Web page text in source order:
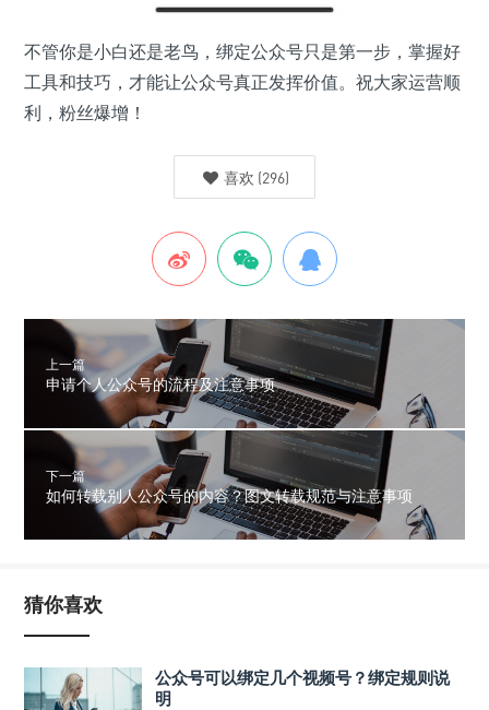
不管你是小白还是老鸟，绑定公众号只是第一步，掌握好
工具和技巧，才能让公众号真正发挥价值。祝大家运营顺
利，粉丝爆增！
喜欢 (296)
上一篇
申请个人公众号的流程及注意事项
下一篇
如何转载别人公众号的内容？图文转载规范与注意事项
猜你喜欢
公众号可以绑定几个视频号？绑定规则说
明